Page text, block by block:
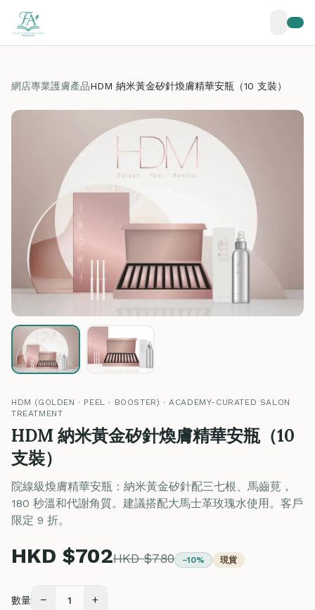
網店專業護膚產品HDM 納米黃金矽針煥膚精華安瓶（10 支裝）
HDM (GOLDEN · PEEL · BOOSTER) · ACADEMY-CURATED SALON
TREATMENT
HDM 納米黃金矽針煥膚精華安瓶（10
支裝）
院線級煥膚精華安瓶：納米黃金矽針配三七根、馬齒莧，
180 秒溫和代謝角質。建議搭配大馬士革玫瑰水使用。客戶
限定 9 折。
HKD $702HKD $780 −10% 現貨
數量 − 1 +